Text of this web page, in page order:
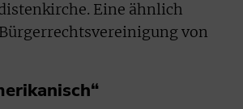
Eine ähnlich
von